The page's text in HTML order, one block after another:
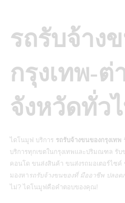
รถรับจ้าง
กรุงเทพ-ต่
จังหวัดทั่ว
ไดโนมูฟ บริการ รถรับจ้างขนของกรุงเทพ
บริการทุกเขตในกรุงเทพและปริมณฑล รั
คอนโด ขนส่งสินค้า ขนส่งรถมอเตอร์ไซค์
มองหา รถรับจ้างขนของที่ มืออาชีพ ปลอด
ไม่? ไดโนมูฟคือคำตอบของคุณ!